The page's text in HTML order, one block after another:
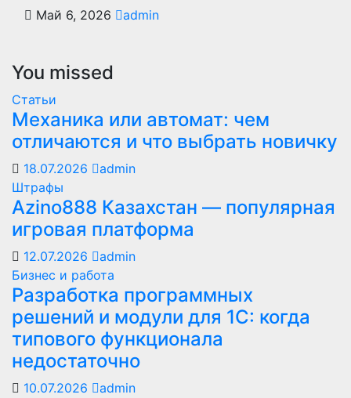
Май 6, 2026 admin
You missed
Статьи
Механика или автомат: чем
отличаются и что выбрать новичку
18.07.2026
admin
Штрафы
Azino888 Казахстан — популярная
игровая платформа
12.07.2026
admin
Бизнес и работа
Разработка программных
решений и модули для 1С: когда
типового функционала
недостаточно
10.07.2026
admin